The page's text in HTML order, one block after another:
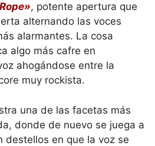
, potente apertura que
alternando las voces
alarmantes. La cosa
algo más cafre en
ahogándose entre la
muy rockista.
una de las facetas más
donde de nuevo se juega a
destellos en que la voz se